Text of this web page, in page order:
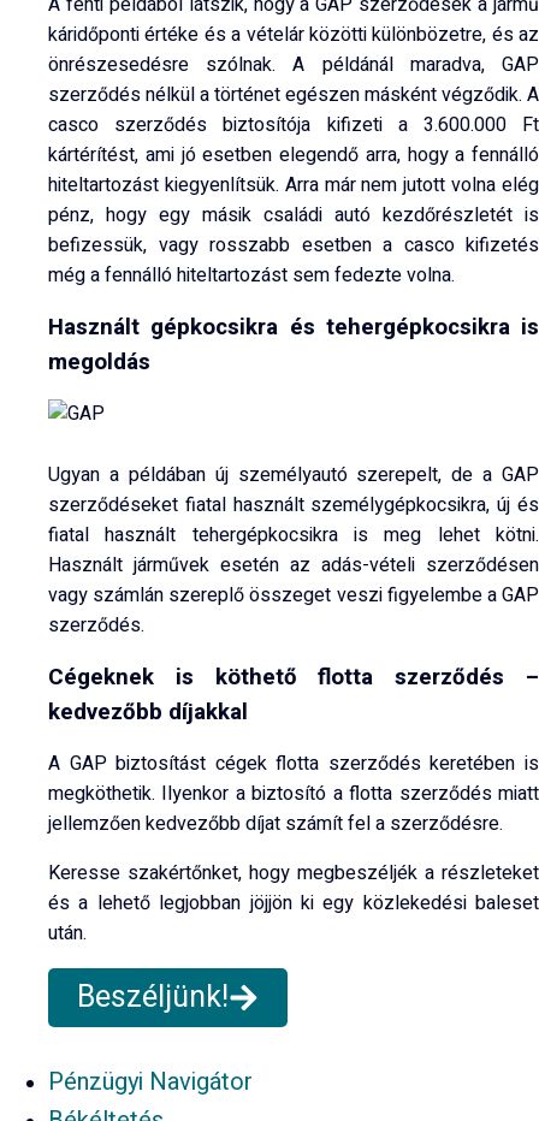
káridőponti értéke és a vételár közötti különbözetre, és az
önrészesedésre szólnak. A példánál maradva, GAP
szerződés nélkül a történet egészen másként végződik. A
casco szerződés biztosítója kifizeti a 3.600.000 Ft
kártérítést, ami jó esetben elegendő arra, hogy a fennálló
hiteltartozást kiegyenlítsük. Arra már nem jutott volna elég
pénz, hogy egy másik családi autó kezdőrészletét is
befizessük, vagy rosszabb esetben a casco kifizetés
még a fennálló hiteltartozást sem fedezte volna.
Használt gépkocsikra és tehergépkocsikra is
megoldás
Ugyan a példában új személyautó szerepelt, de a GAP
szerződéseket fiatal használt személygépkocsikra, új és
fiatal használt tehergépkocsikra is meg lehet kötni.
Használt járművek esetén az adás-vételi szerződésen
vagy számlán szereplő összeget veszi figyelembe a GAP
szerződés.
Cégeknek is köthető flotta szerződés –
kedvezőbb díjakkal
A GAP biztosítást cégek flotta szerződés keretében is
megköthetik. Ilyenkor a biztosító a flotta szerződés miatt
jellemzően kedvezőbb díjat számít fel a szerződésre.
Keresse szakértőnket, hogy megbeszéljék a részleteket
és a lehető legjobban jöjjön ki egy közlekedési baleset
után.
Beszéljünk!
Pénzügyi Navigátor